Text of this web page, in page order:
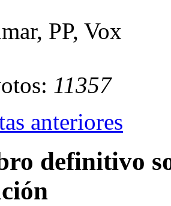
PP, Vox
11357
anteriores
definitivo